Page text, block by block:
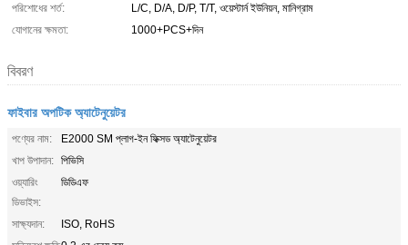
পরিশোধের শর্ত:
L/C, D/A, D/P, T/T, ওয়েস্টার্ন ইউনিয়ন, মানিগ্রাম
যোগানের ক্ষমতা:
1000+PCS+দিন
বিবরণ
ফাইবার অপটিক অ্যাটেনুয়েটর
পণ্যের নাম:
E2000 SM প্লাগ-ইন ফিক্সড অ্যাটেনুয়েটর
খাপ উপাদান: পিভিসি
ওয়্যারিং
ডিভাইস:
ডিডিএফ
সাক্ষ্যদান:
ISO, RoHS